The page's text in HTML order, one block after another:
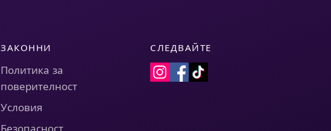
ЗАКОННИ
Политика за
поверителност
Условия
СЛЕДВАЙТЕ